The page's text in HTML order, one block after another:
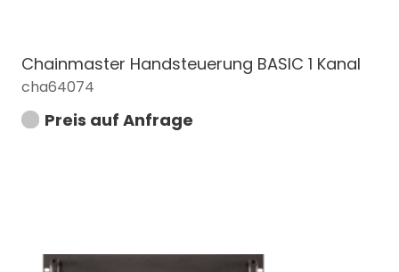
Chainmaster Handsteuerung BASIC 1 Kanal
cha64074
Preis auf Anfrage